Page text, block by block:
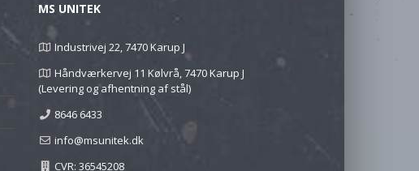
MS UNITEK
Industrivej 22, 7470 Karup J
Håndværkervej 11 Kølvrå, 7470 Karup J
(Levering og afhentning af stål)
8646 6433
info@msunitek.dk
CVR: 36545208